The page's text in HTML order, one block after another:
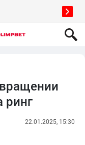
ринг
22.01.2025, 15:30